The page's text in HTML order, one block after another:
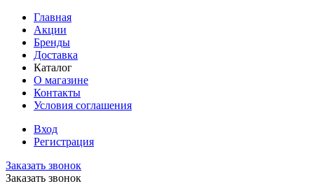
Главная
Акции
Бренды
Доставка
Каталог
О магазине
Контакты
Условия соглашения
Вход
Регистрация
Заказать звонок
Заказать звонок